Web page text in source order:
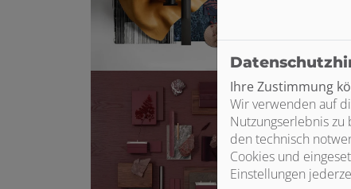
Ihre Zustimmung
Wir verwenden auf
Nutzungserlebnis zu
den technisch
Cookies und
Einstellungen